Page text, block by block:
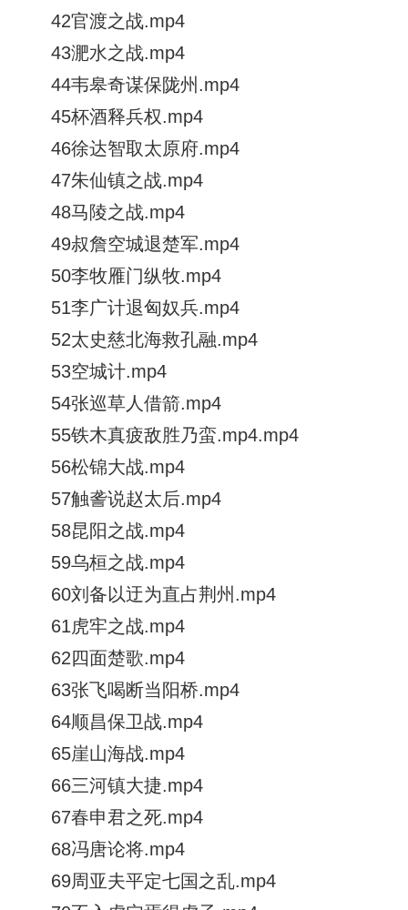
42官渡之战.mp4
43淝水之战.mp4
44韦皋奇谋保陇州.mp4
45杯酒释兵权.mp4
46徐达智取太原府.mp4
47朱仙镇之战.mp4
48马陵之战.mp4
49叔詹空城退楚军.mp4
50李牧雁门纵牧.mp4
51李广计退匈奴兵.mp4
52太史慈北海救孔融.mp4
53空城计.mp4
54张巡草人借箭.mp4
55铁木真疲敌胜乃蛮.mp4.mp4
56松锦大战.mp4
57触詟说赵太后.mp4
58昆阳之战.mp4
59乌桓之战.mp4
60刘备以迂为直占荆州.mp4
61虎牢之战.mp4
62四面楚歌.mp4
63张飞喝断当阳桥.mp4
64顺昌保卫战.mp4
65崖山海战.mp4
66三河镇大捷.mp4
67春申君之死.mp4
68冯唐论将.mp4
69周亚夫平定七国之乱.mp4